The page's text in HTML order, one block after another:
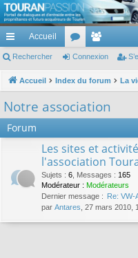
TouranPassion
Le forum des propriétaires ou futurs
cc
ès
pi
de
Accueil
or
u
s
e
m
es
Rechercher Connexion
Accueil Index du forum La
Notre association
Forum
Les sites et
l'association
Sujets : 6 Messages : 165
Modérateur : Modérateurs
Dernier message : Re: VW-
par Antares , 27 mars 2010,